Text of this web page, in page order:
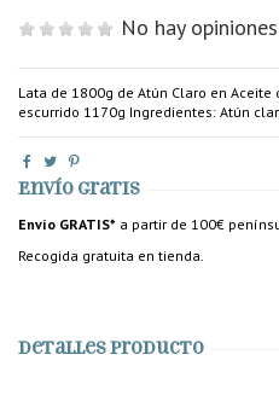
No hay
Lata de 1800g de Atún Claro en
escurrido 1170g Ingredientes: Atún
Envío gratis
Envío GRATIS* a partir de 100€
Recogida gratuita en tienda.
Detalles producto